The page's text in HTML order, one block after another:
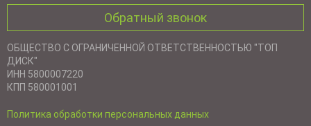
Обратный звонок
ОБЩЕСТВО С ОГРАНИЧЕННОЙ ОТВЕТСТВЕННОСТЬЮ "ТОП
ДИСК"
ИНН 5800007220
КПП 580001001
Политика обработки персональных данных